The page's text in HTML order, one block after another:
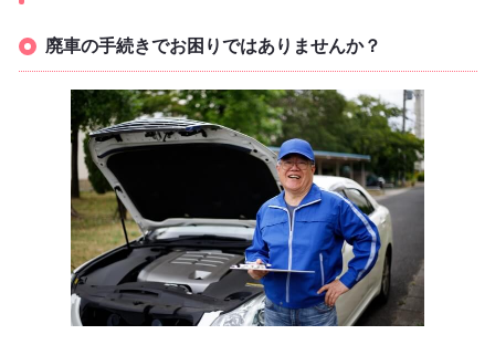
廃車の手続きでお困りではありませんか？